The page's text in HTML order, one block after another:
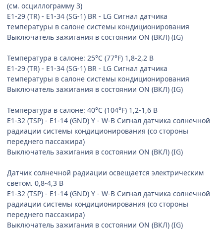
(см. осциллограмму 3)
E1-29 (TR) - E1-34 (SG-1) BR - LG Сигнал датчика
температуры в салоне системы кондиционирования
Выключатель зажигания в состоянии ON (ВКЛ) (IG)
Температура в салоне: 25°C (77°F) 1,8-2,2 В
E1-29 (TR) - E1-34 (SG-1) BR - LG Сигнал датчика
температуры в салоне системы кондиционирования
Выключатель зажигания в состоянии ON (ВКЛ) (IG)
Температура в салоне: 40°C (104°F) 1,2-1,6 В
E1-32 (TSP) - E1-14 (GND) Y - W-B Сигнал датчика солнечной
радиации системы кондиционирования (со стороны
переднего пассажира)
Выключатель зажигания в состоянии ON (ВКЛ) (IG)
Датчик солнечной радиации освещается электрическим
светом. 0,8-4,3 В
E1-32 (TSP) - E1-14 (GND) Y - W-B Сигнал датчика солнечной
радиации системы кондиционирования (со стороны
переднего пассажира)
Выключатель зажигания в состоянии ON (ВКЛ) (IG)